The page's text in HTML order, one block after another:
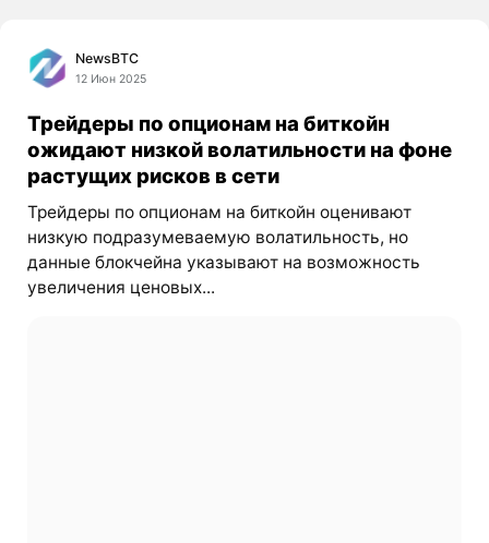
NewsBTC
12 Июн 2025
Трейдеры по опционам на биткойн
ожидают низкой волатильности на фоне
растущих рисков в сети
Трейдеры по опционам на биткойн оценивают
низкую подразумеваемую волатильность, но
данные блокчейна указывают на возможность
увеличения ценовых...